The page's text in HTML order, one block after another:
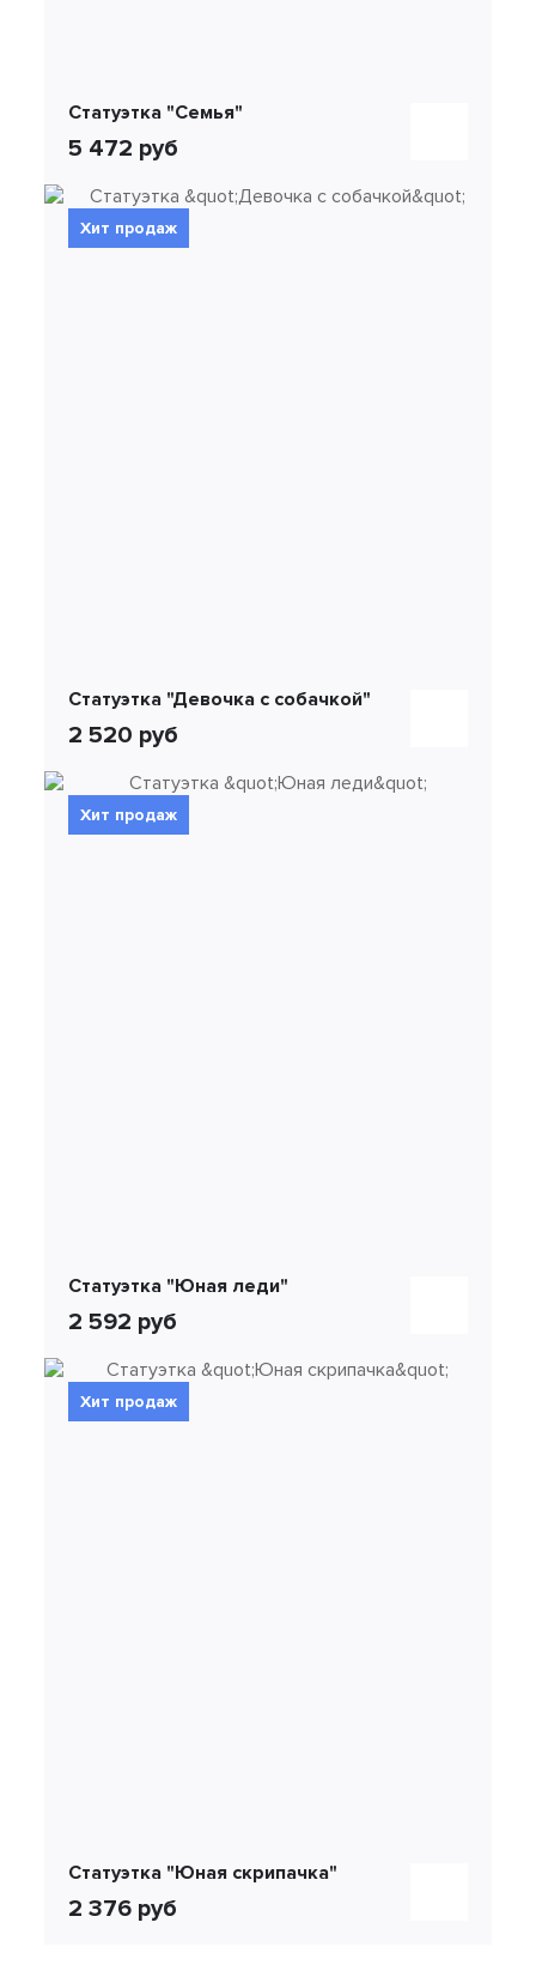
Статуэтка "Семья"
5 472 руб
Хит продаж
Статуэтка "Девочка с собачкой"
2 520 руб
Хит продаж
Статуэтка "Юная леди"
2 592 руб
Хит продаж
Статуэтка "Юная скрипачка"
2 376 руб